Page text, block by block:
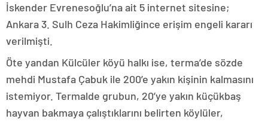
İskender Evrenesoğlu’na ait 5 internet sitesine;
Ankara 3. Sulh Ceza Hakimliğince erişim engeli kararı
verilmişti.
Öte yandan Külcüler köyü halkı ise, terma’de sözde
mehdi Mustafa Çabuk ile 200’e yakın kişinin kalmasını
istemiyor. Termalde grubun, 20’ye yakın küçükbaş
hayvan bakmaya çalıştıklarını belirten köylüler,